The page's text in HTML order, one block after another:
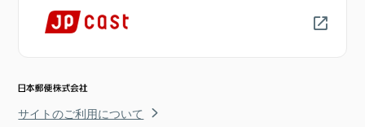
サイトのご利用について